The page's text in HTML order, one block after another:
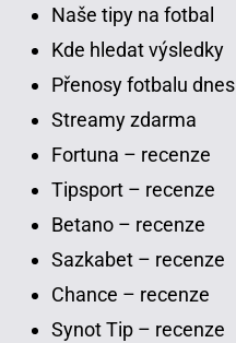
Naše tipy na fotbal
Kde hledat výsledky
Přenosy fotbalu dnes
Streamy zdarma
Fortuna – recenze
Tipsport – recenze
Betano – recenze
Sazkabet – recenze
Chance – recenze
Synot Tip – recenze